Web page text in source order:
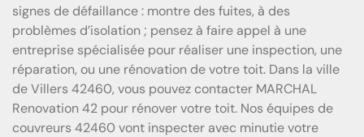
signes de défaillance : montre des fuites, à des
problèmes d’isolation ; pensez à faire appel à une
entreprise spécialisée pour réaliser une inspection, une
réparation, ou une rénovation de votre toit. Dans la ville
de Villers 42460, vous pouvez contacter MARCHAL
Renovation 42 pour rénover votre toit. Nos équipes de
couvreurs 42460 vont inspecter avec minutie votre